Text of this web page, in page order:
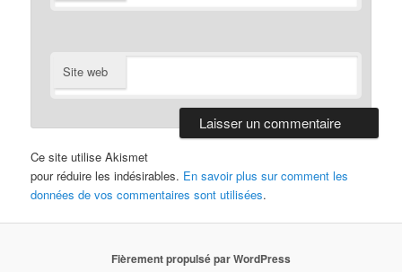
Site web
Ce site utilise Akismet
pour réduire les indésirables. En savoir plus sur comment les
données de vos commentaires sont utilisées.
Fièrement propulsé par WordPress